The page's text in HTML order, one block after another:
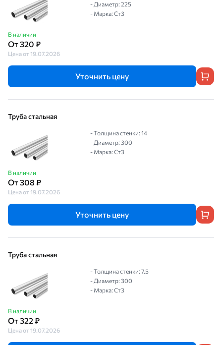
В наличии
От 320 ₽
Цена от 19.07.2026
- Диаметр: 225
- Марка: Ст3
Уточнить цену
Труба стальная
В наличии
От 308 ₽
Цена от 19.07.2026
- Толщина стенки: 14
- Диаметр: 300
- Марка: Ст3
Уточнить цену
Труба стальная
В наличии
От 322 ₽
Цена от 19.07.2026
- Толщина стенки: 7.5
- Диаметр: 300
- Марка: Ст3